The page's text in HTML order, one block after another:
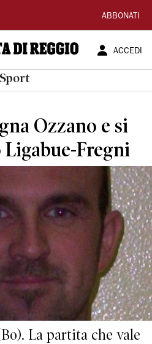
ABBONATI
ACCEDI
Sport
Ozzano e si
Ligabue-Fregni
La partita che vale